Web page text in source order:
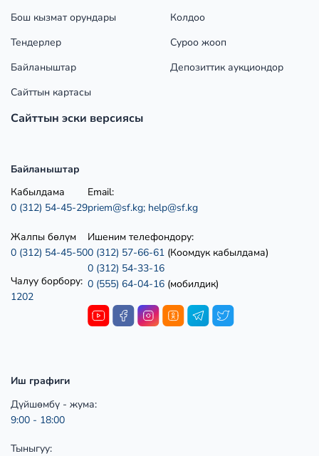
Бош кызмат орундары
Тендерлер
Байланыштар
Сайттын картасы
Сайттын эски версиясы
Колдоо
Суроо жооп
Депозиттик аукциондор
Байланыштар
Кабылдама
0 (312) 54-45-29
Жалпы бөлүм
0 (312) 54-45-50
Чалуу борбору:
1202
Email:
priem@sf.kg; help@sf.kg
Ишеним телефондору:
0 (312) 57-66-61 (Коомдук кабылдама)
0 (312) 54-33-16
0 (555) 64-04-16 (мобилдик)
Иш графиги
Дүйшөмбү - жума:
9:00 - 18:00
Тыныгуу: